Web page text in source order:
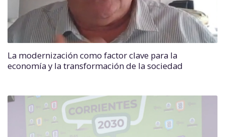
La modernización como factor clave para la
economía y la transformación de la sociedad